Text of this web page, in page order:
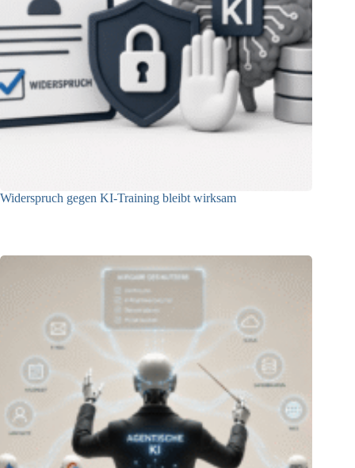
Widerspruch gegen KI-Training bleibt wirksam